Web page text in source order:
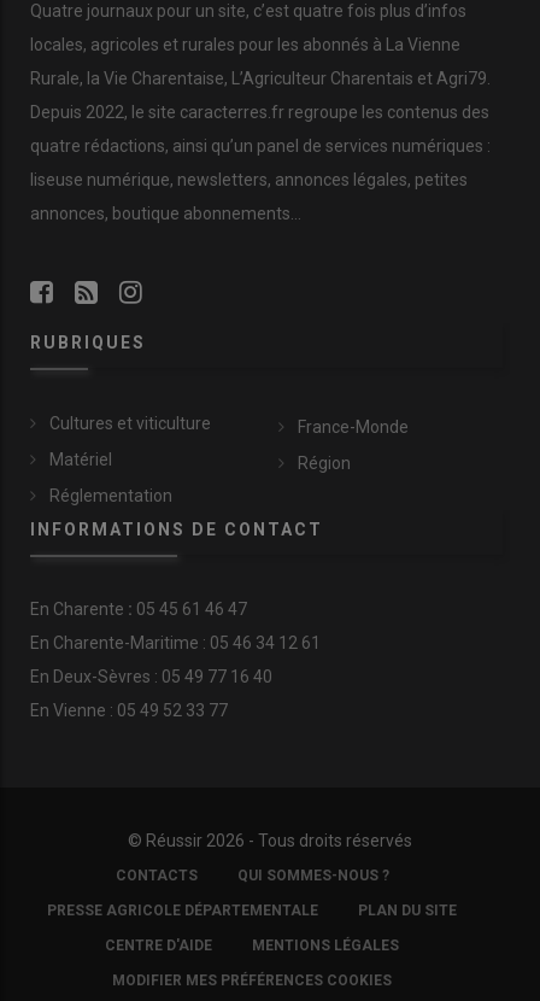
Quatre journaux pour un site, c’est quatre fois plus d’infos
locales, agricoles et rurales pour les abonnés à La Vienne
Rurale, la Vie Charentaise, L’Agriculteur Charentais et Agri79.
Depuis 2022, le site caracterres.fr regroupe les contenus des
quatre rédactions, ainsi qu’un panel de services numériques :
liseuse numérique, newsletters, annonces légales, petites
annonces, boutique abonnements…
RUBRIQUES
Cultures et viticulture
Matériel
Réglementation
France-Monde
Région
INFORMATIONS DE CONTACT
En Charente : 05 45 61 46 47
En Charente-Maritime : 05 46 34 12 61
En Deux-Sèvres : 05 49 77 16 40
En Vienne : 05 49 52 33 77
© Réussir 2026 - Tous droits réservés
COPYRIGHTCONTACTS QUI SOMMES-NOUS ?
PRESSE AGRICOLE DÉPARTEMENTALE PLAN DU SITE
CENTRE D'AIDE MENTIONS LÉGALES
MODIFIER MES PRÉFÉRENCES COOKIES